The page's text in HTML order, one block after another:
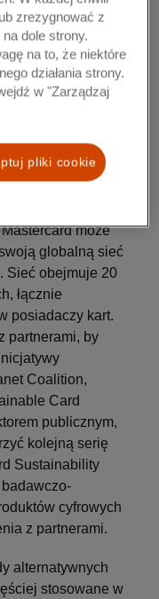
PVC w
z Mastercard
całym świecie. W
Mastercard Card
może
globalną sieć
Sieć obejmuje 20
łącznie
posiadaczy kart.
partnerami, by
Coalition,
Card
publicznym,
kolejną serię
Sustainability
badawczo-
cyfrowych
z partnerami.
alternatywnych
stosowane w
zrezygnować z
dole strony.
na to, że niektóre
działania strony.
w "Zarządzaj
pliki cookie